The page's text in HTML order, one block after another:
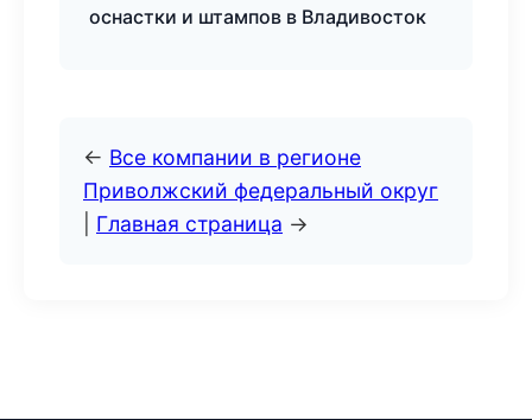
оснастки и штампов в Владивосток
← Все компании в регионе
Приволжский федеральный округ
Главная страница →